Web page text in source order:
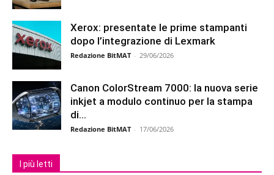
Xerox: presentate le prime stampanti
dopo l’integrazione di Lexmark
Redazione BitMAT - 29/06/2026
Canon ColorStream 7000: la nuova serie
inkjet a modulo continuo per la stampa
di...
Redazione BitMAT - 17/06/2026
I più letti